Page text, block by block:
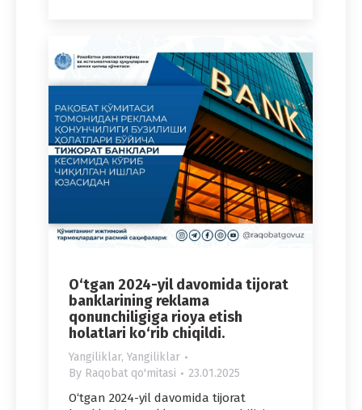
O‘tgan 2024-yil davomida tijorat
banklarining reklama
qonunchiligiga rioya etish
holatlari ko‘rib chiqildi.
Yangiliklar, Yangiliklar
By Raqobat qo'mitasi 23.01.2025
O‘tgan 2024-yil davomida tijorat